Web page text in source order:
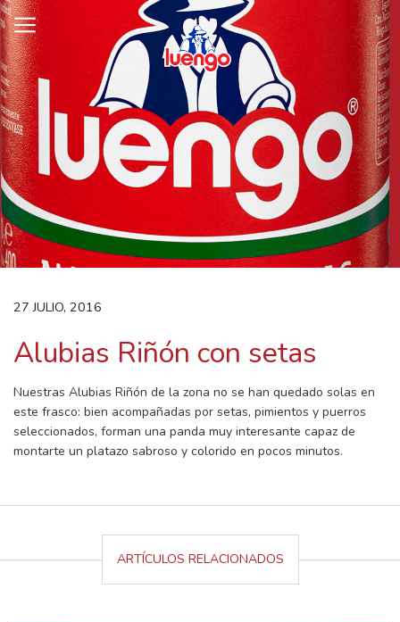
Skip
to
content
27 JULIO, 2016
Alubias Riñón con setas
Nuestras Alubias Riñón de la zona no se han quedado solas en
este frasco: bien acompañadas por setas, pimientos y puerros
seleccionados, forman una panda muy interesante capaz de
montarte un platazo sabroso y colorido en pocos minutos.
ARTÍCULOS RELACIONADOS